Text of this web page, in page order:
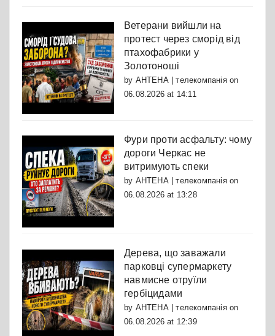
Ветерани вийшли на
протест через сморід від
птахофабрики у
Золотоноші
by АНТЕНА | телекомпаніяon
06.08.2026 at 14:11
Фури проти асфальту: чому
дороги Черкас не
витримують спеки
by АНТЕНА | телекомпаніяon
06.08.2026 at 13:28
Дерева, що заважали
парковці супермаркету
навмисне отруїли
гербіцидами
by АНТЕНА | телекомпаніяon
06.08.2026 at 12:39